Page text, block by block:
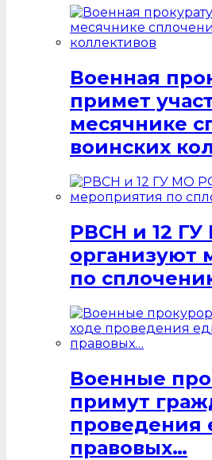
Военная
примет
месячнике
воинских
РВСН и 12
организуют
по
Военные
примут
проведения
правовых…